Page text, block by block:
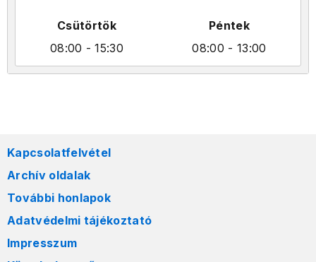
Csütörtök
08:00 - 15:30
Péntek
08:00 - 13:00
Kapcsolatfelvétel
Archív oldalak
További honlapok
Adatvédelmi tájékoztató
Impresszum